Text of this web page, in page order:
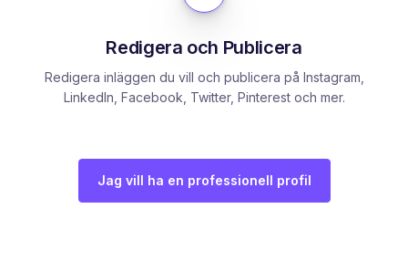
Redigera och Publicera
Redigera inläggen du vill och publicera på Instagram,
LinkedIn, Facebook, Twitter, Pinterest och mer.
Jag vill ha en professionell profil